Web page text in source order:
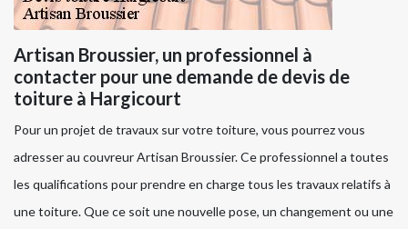
Artisan Broussier, un professionnel à
contacter pour une demande de devis de
toiture à Hargicourt
Pour un projet de travaux sur votre toiture, vous pourrez vous
adresser au couvreur Artisan Broussier. Ce professionnel a toutes
les qualifications pour prendre en charge tous les travaux relatifs à
une toiture. Que ce soit une nouvelle pose, un changement ou une